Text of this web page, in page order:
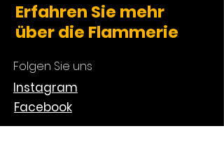
Erfahren Sie mehr
über die Flammerie
Folgen Sie uns
Instagram
Facebook